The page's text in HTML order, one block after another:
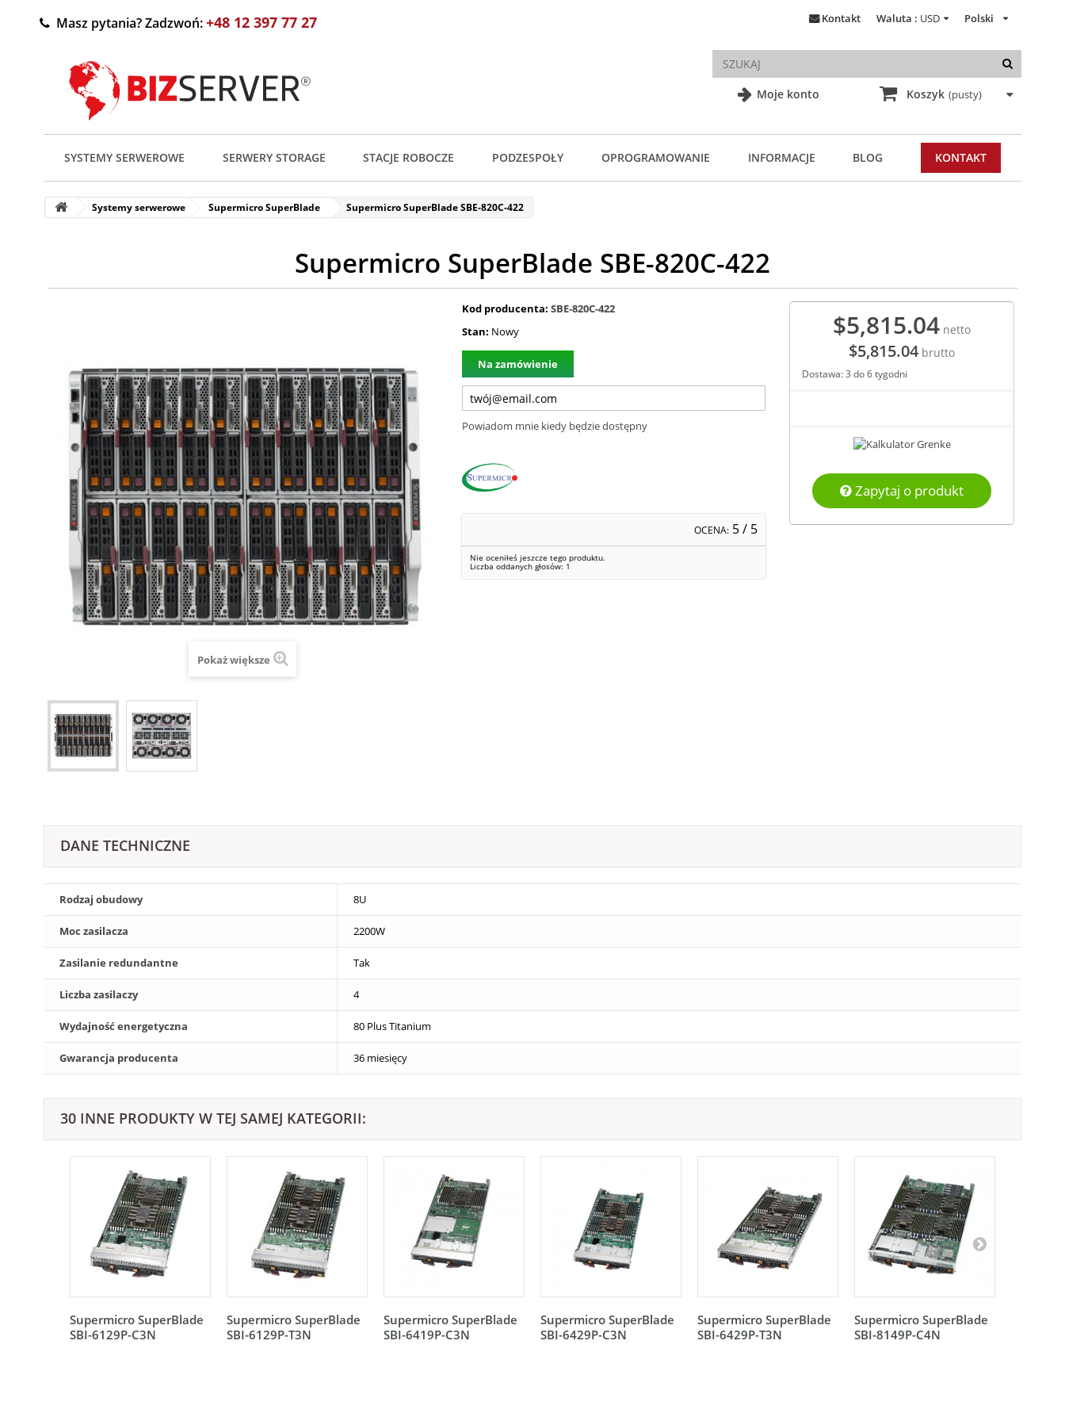
Moje konto
Polski
Waluta : USD
Kontakt
Masz pytania? Zadzwoń:+48 12 397 77 27
Koszyk (pusty)
SYSTEMY SERWEROWE SERWERY STORAGE STACJE ROBOCZE PODZESPOŁY OPROGRAMOWANIE INFORMACJE BLOG KONTAKT
Systemy serwerowe Supermicro SuperBlade Supermicro SuperBlade SBE-820C-422
Supermicro SuperBlade SBE-820C-422
Pokaż większe
Kod producenta: SBE-820C-422
Stan: Nowy
Na zamówienie
Powiadom mnie kiedy będzie dostępny
OCENA: 5/ 5
Nie oceniłeś jeszcze tego produktu.
Liczba oddanych głosów: 1
$5,815.04 netto
$5,815.04 brutto
Dostawa: 3 do 6 tygodni
Zapytaj o produkt
DANE TECHNICZNE
Rodzaj obudowy 8U
Moc zasilacza 2200W
Zasilanie redundantne Tak
Liczba zasilaczy 4
Wydajność energetyczna 80 Plus Titanium
Gwarancja producenta 36 miesięcy
30 INNE PRODUKTY W TEJ SAMEJ KATEGORII:
Supermicro SuperBlade
SBI-6129P-C3N
Supermicro SuperBlade
SBI-6129P-T3N
Supermicro SuperBlade
SBI-6419P-C3N
Supermicro SuperBlade
SBI-6429P-C3N
Supermicro SuperBlade
SBI-6429P-T3N
Supermicro SuperBlade
SBI-8149P-C4N